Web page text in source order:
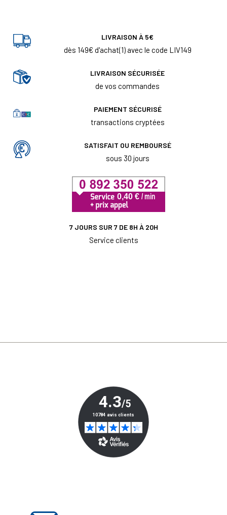
LIVRAISON À 5€
dès 149€ d'achat(1) avec le code LIV149
LIVRAISON SÉCURISÉE
de vos commandes
PAIEMENT SÉCURISÉ
transactions cryptées
SATISFAIT OU REMBOURSÉ
sous 30 jours
7 JOURS SUR 7 DE 8H À 20H
Service clients